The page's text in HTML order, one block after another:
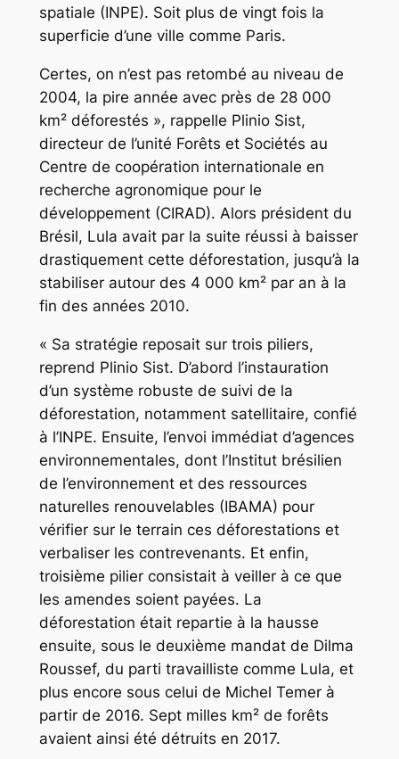
spatiale (INPE). Soit plus de vingt fois la
superficie d’une ville comme Paris.
Certes, on n’est pas retombé au niveau de
2004, la pire année avec près de 28 000
km² déforestés », rappelle Plinio Sist,
directeur de l’unité Forêts et Sociétés au
Centre de coopération internationale en
recherche agronomique pour le
développement (CIRAD). Alors président du
Brésil, Lula avait par la suite réussi à baisser
drastiquement cette déforestation, jusqu’à la
stabiliser autour des 4 000 km² par an à la
fin des années 2010.
« Sa stratégie reposait sur trois piliers,
reprend Plinio Sist. D’abord l’instauration
d’un système robuste de suivi de la
déforestation, notamment satellitaire, confié
à l’INPE. Ensuite, l’envoi immédiat d’agences
environnementales, dont l’Institut brésilien
de l’environnement et des ressources
naturelles renouvelables (IBAMA) pour
vérifier sur le terrain ces déforestations et
verbaliser les contrevenants. Et enfin,
troisième pilier consistait à veiller à ce que
les amendes soient payées. La
déforestation était repartie à la hausse
ensuite, sous le deuxième mandat de Dilma
Roussef, du parti travailliste comme Lula, et
plus encore sous celui de Michel Temer à
partir de 2016. Sept milles km² de forêts
avaient ainsi été détruits en 2017.